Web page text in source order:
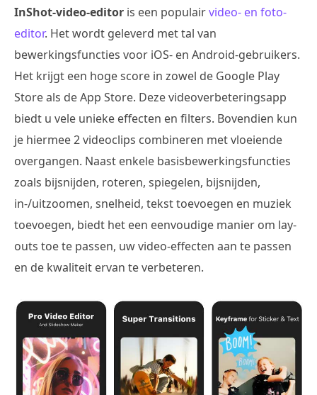
InShot-video-editor is een populairvideo- en foto-
editor. Het wordt geleverd met tal van
bewerkingsfuncties voor iOS- en Android-gebruikers.
Het krijgt een hoge score in zowel de Google Play
Store als de App Store. Deze videoverbeteringsapp
biedt u vele unieke effecten en filters. Bovendien kun
je hiermee 2 videoclips combineren met vloeiende
overgangen. Naast enkele basisbewerkingsfuncties
zoals bijsnijden, roteren, spiegelen, bijsnijden,
in-/uitzoomen, snelheid, tekst toevoegen en muziek
toevoegen, biedt het een eenvoudige manier om lay-
outs toe te passen, uw video-effecten aan te passen
en de kwaliteit ervan te verbeteren.